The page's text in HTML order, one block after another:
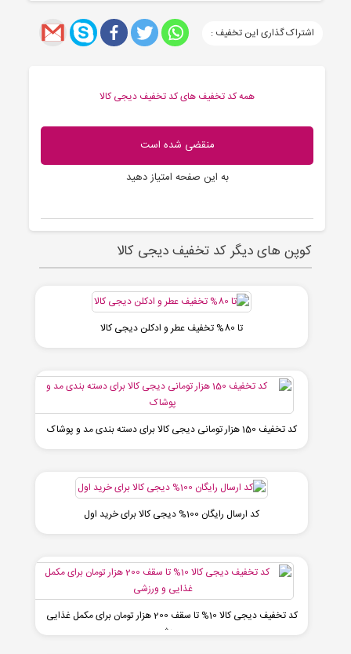
اشتراک گذاری این تخفیف :
همه کد تخفیف های کد تخفیف دیجی کالا
منقضی شده است
به این صفحه امتیاز دهید
کوپن های دیگر کد تخفیف دیجی کالا
تا 80% تخفیف عطر و ادکلن دیجی کالا
کد تخفیف 150 هزار تومانی دیجی کالا برای دسته بندی مد و پوشاک
کد ارسال رایگان 100% دیجی کالا برای خرید اول
کد تخفیف دیجی کالا 10% تا سقف 200 هزار تومان برای مکمل غذایی
و ورزشی